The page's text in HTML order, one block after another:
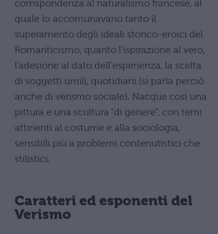
corrispondenza al naturalismo francese, al
quale lo accomunavano tanto il
superamento degli ideali storico-eroici del
Romanticismo, quanto l'ispirazione al vero,
l'adesione al dato dell'esperienza, la scelta
di soggetti umili, quotidiani (si parla perciò
anche di verismo sociale). Nacque così una
pittura e una scultura “di genere”, con temi
attinenti al costume e alla sociologia,
sensibili più a problemi contenutistici che
stilistici.
Caratteri ed esponenti del
Verismo